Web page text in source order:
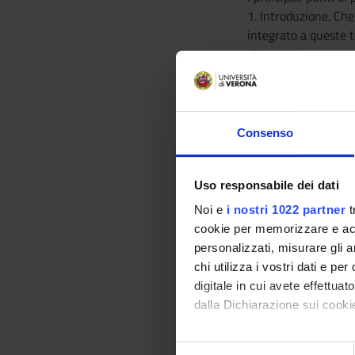
Consenso
Uso responsabile dei dati
Noi e i nostri 1022 partner
cookie per memorizzare e
personalizzati, misurare gli
chi utilizza i vostri dati e per
digitale in cui avete
dalla Dichiarazione sui
Con il tuo consenso,
1. Introduzione.
integrato a queste
vita.
2. Prima Parte. Il
nella promozione
modello del
3. Seconda Parte.
asimmetria
principi
Bibliografia
Vai alla
Modalità
L'insegnamento
disponibile dal